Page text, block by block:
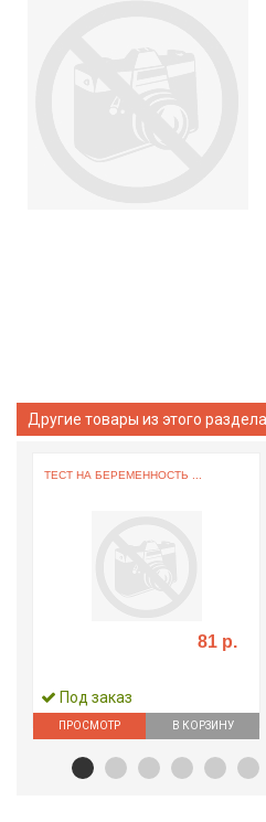
Другие товары из этого раздела
ТЕСТ НА БЕРЕМЕННОСТЬ ...
81 р.
Под заказ
ПРОСМОТР В КОРЗИНУ